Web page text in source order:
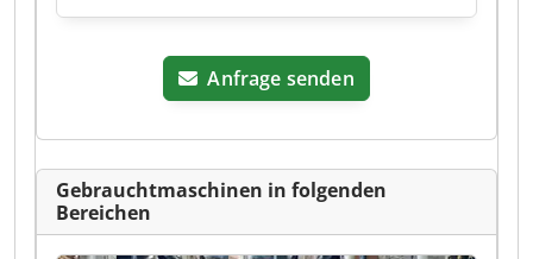
Anfrage senden
Gebrauchtmaschinen in folgenden
Bereichen